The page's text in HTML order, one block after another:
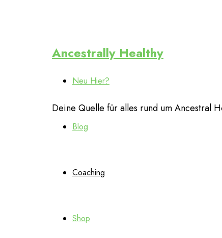
Ancestrally
Ancestrally Healthy
Deine Quelle für alles rund um Ancestral
Neu Hier?
Blog
Coaching
Shop